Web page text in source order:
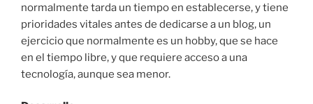
normalmente tarda un tiempo en establecerse, y tiene
prioridades vitales antes de dedicarse a un blog, un
ejercicio que normalmente es un hobby, que se hace
en el tiempo libre, y que requiere acceso a una
tecnología, aunque sea menor.